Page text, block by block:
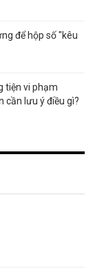
để hộp số "kêu
tiện vi phạm
cần lưu ý điều gì?